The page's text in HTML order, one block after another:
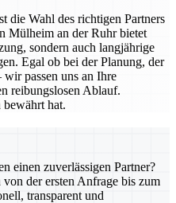
die Wahl des richtigen Partners
Mülheim an der Ruhr bietet
sondern auch langjährige
Egal ob bei der Planung, der
passen uns an Ihre
reibungslosen Ablauf.
hat.
einen zuverlässigen Partner?
der ersten Anfrage bis zum
transparent und